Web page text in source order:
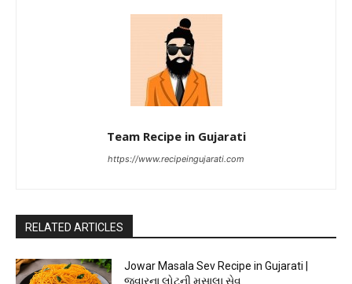
Team Recipe in Gujarati
https://www.recipeingujarati.com
RELATED ARTICLES
Jowar Masala Sev Recipe in Gujarati |
જુવારના લોટની મસાલા સેવ